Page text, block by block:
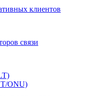
клиентов
связи
ONU)